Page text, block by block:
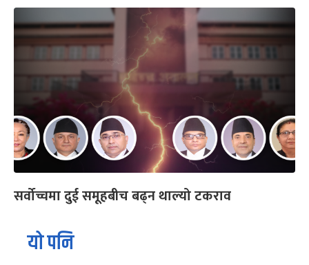
सर्वोच्चमा दुई समूहबीच बढ्न थाल्यो टकराव
यो पनि